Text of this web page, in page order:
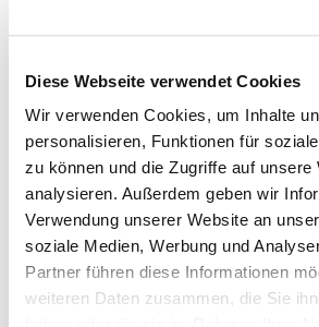
Diese Webseite verwendet Cookies
Wir verwenden Cookies, um Inhalte
personalisieren, Funktionen für
zu können und die Zugriffe auf unsere
analysieren. Außerdem geben wir
Verwendung unserer Website an
soziale Medien, Werbung und
Partner führen diese Informationen
weiteren Daten zusammen, die Sie
Am Steinbühl 2
35781 Weilburg
Tel.:06471-313-0